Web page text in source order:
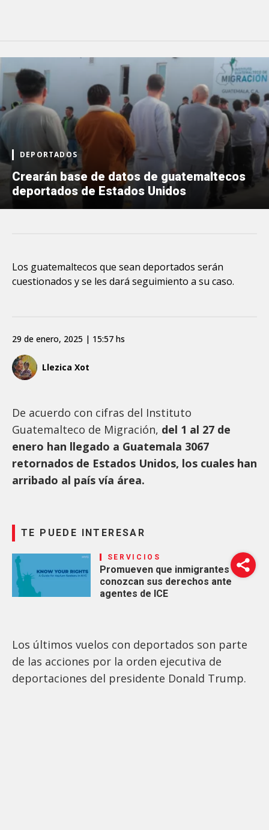
DEPORTADOS
Crearán base de datos de guatemaltecos
deportados de Estados Unidos
Los guatemaltecos que sean deportados serán
cuestionados y se les dará seguimiento a su caso.
Llezica Xot
29 de enero, 2025 | 15:57 hs
De acuerdo con cifras del Instituto
Guatemalteco de Migración, del 1 al 27 de
enero han llegado a Guatemala 3067
retornados de Estados Unidos, los cuales han
arribado al país vía área.
TE PUEDE INTERESAR
SERVICIOS
Promueven que inmigrantes
conozcan sus derechos ante
agentes de ICE
Los últimos vuelos con deportados son parte
de las acciones por la orden ejecutiva de
deportaciones del presidente Donald Trump.